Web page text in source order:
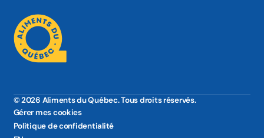
© 2026 Aliments du Québec. Tous droits réservés.
Gérer mes cookies
Politique de confidentialité